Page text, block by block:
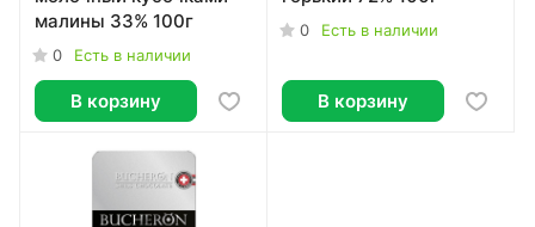
малины 33% 100г
0 Есть в наличии
В корзину
0 Есть в наличии
В корзину